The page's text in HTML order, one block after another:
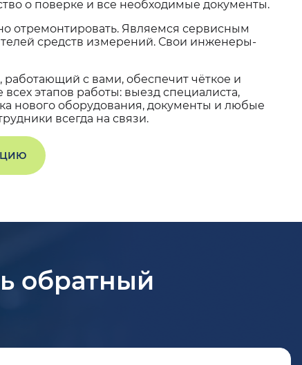
о поверке и все необходимые документы.
отремонтировать. Являемся сервисным
средств измерений. Свои инженеры-
с вами, обеспечит чёткое и
этапов работы: выезд специалиста,
нового оборудования, документы и любые
всегда на связи.
обратный